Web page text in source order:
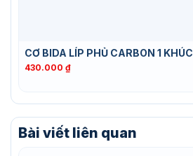
CƠ BIDA LÍP PHỦ CARBON 1 KHÚC
430.000 ₫
Bài viết liên quan